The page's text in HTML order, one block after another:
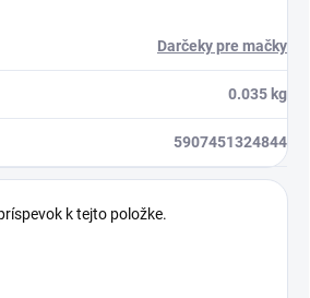
Darčeky pre mačky
0.035 kg
5907451324844
k tejto položke.